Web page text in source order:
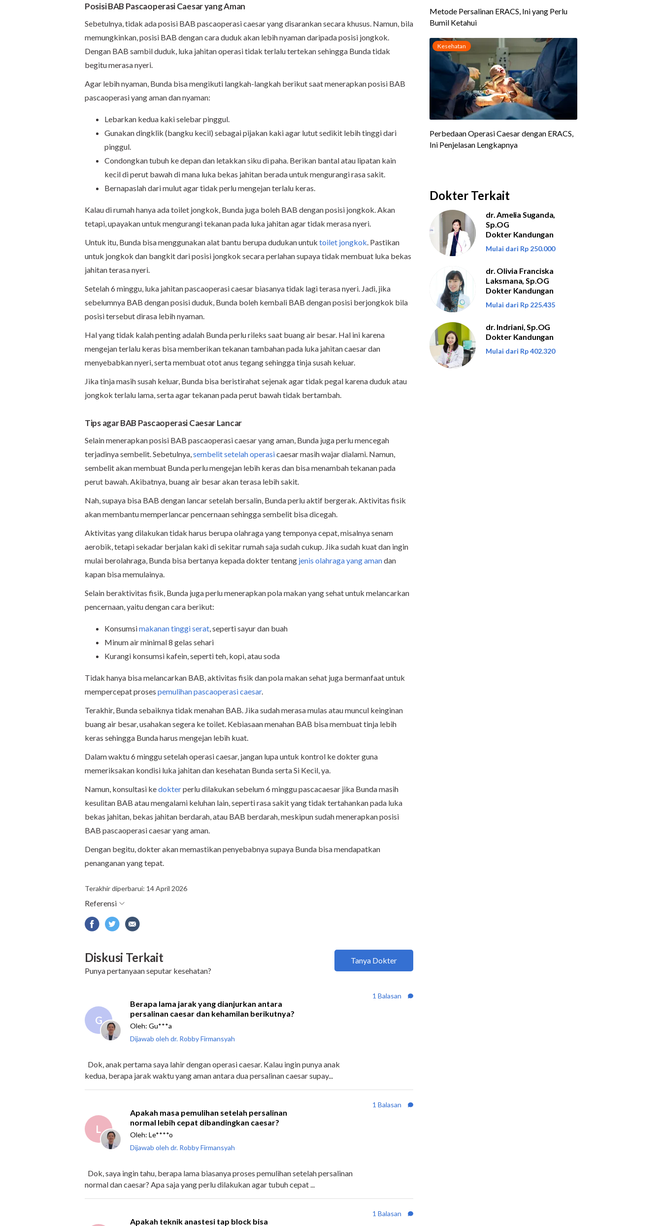
Posisi BAB Pascaoperasi Caesar yang Aman
Sebetulnya, tidak ada posisi BAB pascaoperasi caesar yang disarankan secara khusus. Namun, bila
memungkinkan, posisi BAB dengan cara duduk akan lebih nyaman daripada posisi jongkok.
Dengan BAB sambil duduk, luka jahitan operasi tidak terlalu tertekan sehingga Bunda tidak
begitu merasa nyeri.
Agar lebih nyaman, Bunda bisa mengikuti langkah-langkah berikut saat menerapkan posisi BAB
pascaoperasi yang aman dan nyaman:
Lebarkan kedua kaki selebar pinggul.
Gunakan dingklik (bangku kecil) sebagai pijakan kaki agar lutut sedikit lebih tinggi dari
pinggul.
Condongkan tubuh ke depan dan letakkan siku di paha. Berikan bantal atau lipatan kain
kecil di perut bawah di mana luka bekas jahitan berada untuk mengurangi rasa sakit.
Bernapaslah dari mulut agar tidak perlu mengejan terlalu keras.
Kalau di rumah hanya ada toilet jongkok, Bunda juga boleh BAB dengan posisi jongkok. Akan
tetapi, upayakan untuk mengurangi tekanan pada luka jahitan agar tidak merasa nyeri.
Untuk itu, Bunda bisa menggunakan alat bantu berupa dudukan untuk toilet jongkok. Pastikan
untuk jongkok dan bangkit dari posisi jongkok secara perlahan supaya tidak membuat luka bekas
jahitan terasa nyeri.
Setelah 6 minggu, luka jahitan pascaoperasi caesar biasanya tidak lagi terasa nyeri. Jadi, jika
sebelumnya BAB dengan posisi duduk, Bunda boleh kembali BAB dengan posisi berjongkok bila
posisi tersebut dirasa lebih nyaman.
Hal yang tidak kalah penting adalah Bunda perlu rileks saat buang air besar. Hal ini karena
mengejan terlalu keras bisa memberikan tekanan tambahan pada luka jahitan caesar dan
menyebabkan nyeri, serta membuat otot anus tegang sehingga tinja susah keluar.
Jika tinja masih susah keluar, Bunda bisa beristirahat sejenak agar tidak pegal karena duduk atau
jongkok terlalu lama, serta agar tekanan pada perut bawah tidak bertambah.
Tips agar BAB Pascaoperasi Caesar Lancar
Selain menerapkan posisi BAB pascaoperasi caesar yang aman, Bunda juga perlu mencegah
terjadinya sembelit. Sebetulnya,sembelit setelah operasicaesar masih wajar dialami. Namun,
sembelit akan membuat Bunda perlu mengejan lebih keras dan bisa menambah tekanan pada
perut bawah. Akibatnya, buang air besar akan terasa lebih sakit.
Nah, supaya bisa BAB dengan lancar setelah bersalin, Bunda perlu aktif bergerak. Aktivitas fisik
akan membantu memperlancar pencernaan sehingga sembelit bisa dicegah.
Aktivitas yang dilakukan tidak harus berupa olahraga yang temponya cepat, misalnya senam
aerobik, tetapi sekadar berjalan kaki di sekitar rumah saja sudah cukup. Jika sudah kuat dan ingin
mulai berolahraga, Bunda bisa bertanya kepada dokter tentang jenis olahraga yang amandan
kapan bisa memulainya.
Selain beraktivitas fisik, Bunda juga perlu menerapkan pola makan yang sehat untuk melancarkan
pencernaan, yaitu dengan cara berikut:
Konsumsimakanan tinggi serat, seperti sayur dan buah
Minum air minimal 8 gelas sehari
Kurangi konsumsi kafein, seperti teh, kopi, atau soda
Tidak hanya bisa melancarkan BAB, aktivitas fisik dan pola makan sehat juga bermanfaat untuk
mempercepat proses pemulihan pascaoperasi caesar.
Terakhir, Bunda sebaiknya tidak menahan BAB. Jika sudah merasa mulas atau muncul keinginan
buang air besar, usahakan segera ke toilet. Kebiasaan menahan BAB bisa membuat tinja lebih
keras sehingga Bunda harus mengejan lebih kuat.
Dalam waktu 6 minggu setelah operasi caesar, jangan lupa untuk kontrol ke dokter guna
memeriksakan kondisi luka jahitan dan kesehatan Bunda serta Si Kecil, ya.
Namun, konsultasi kedokterperlu dilakukan sebelum 6 minggu pascacaesar jika Bunda masih
kesulitan BAB atau mengalami keluhan lain, seperti rasa sakit yang tidak tertahankan pada luka
bekas jahitan, bekas jahitan berdarah, atau BAB berdarah, meskipun sudah menerapkan posisi
BAB pascaoperasi caesar yang aman.
Dengan begitu, dokter akan memastikan penyebabnya supaya Bunda bisa mendapatkan
penanganan yang tepat.
Terakhir diperbarui: 14 April 2026
Dokter Terkait